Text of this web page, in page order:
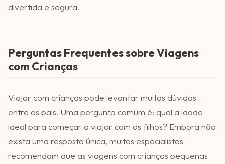
divertida e segura.
Perguntas Frequentes sobre Viagens
com Crianças
Viajar com crianças pode levantar muitas dúvidas
entre os pais. Uma pergunta comum é: qual a idade
ideal para começar a viajar com os filhos? Embora não
exista uma resposta única, muitos especialistas
recomendam que as viagens com crianças pequenas